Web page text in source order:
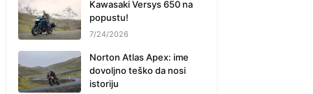
Kawasaki Versys 650 na
popustu!
7/24/2026
Norton Atlas Apex: ime
dovoljno teško da nosi
istoriju